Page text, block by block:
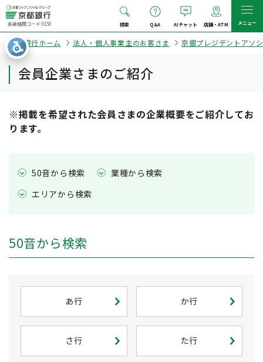
金融機関コード:0158 検索 Q&A AIチャット 店舗・ATM メニュー
京都銀行ホーム 法人・個人事業主のお客さま 京銀プレジデントアソ
会員企業さまのご紹介
※掲載を希望された会員さまの企業概要をご紹介してお
ります。
50音から検索
業種から検索
エリアから検索
50音から検索
あ行 か行
さ行 た行